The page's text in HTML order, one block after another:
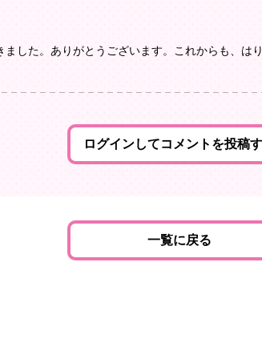
した。ありがとうございます。これからも、は
ログインしてコメントを投稿
一覧に戻る